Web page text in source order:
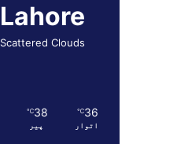
Lahore
Scattered Clouds
36
℃
اتوار
38
℃
پیر